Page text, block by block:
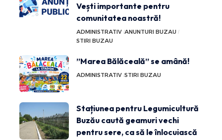
Vești importante pentru
comunitatea noastră!
ADMINISTRATIV ANUNTURI BUZAU
STIRI BUZAU
”Marea Bălăceală” se amână!
ADMINISTRATIV STIRI BUZAU
Stațiunea pentru Legumicultură
Buzău caută geamuri vechi
pentru sere, ca să le înlocuiască